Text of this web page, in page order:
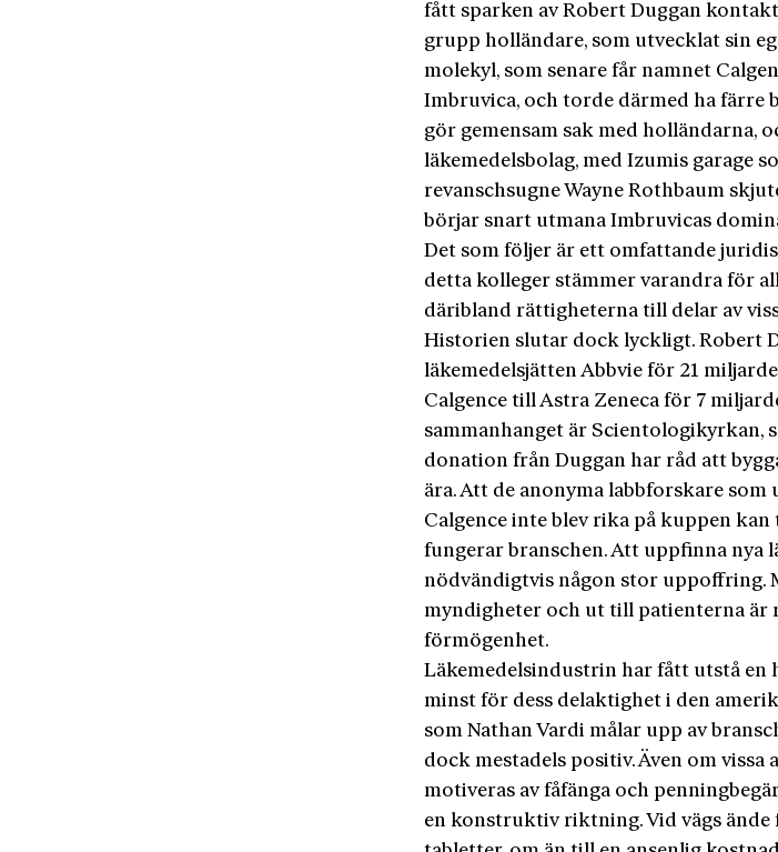
fått sparken av Robert Duggan
grupp holländare, som utvecklat sin
molekyl, som senare får namnet
Imbruvica, och torde därmed ha färre
gör gemensam sak med holländarna,
läkemedelsbolag, med Izumis garage
revanschsugne Wayne Rothbaum
börjar snart utmana Imbruvicas
Det som följer är ett omfattande
detta kolleger stämmer varandra för
däribland rättigheterna till delar av
Historien slutar dock lyckligt. Robert
läkemedelsjätten Abbvie för 21
Calgence till Astra Zeneca för 7
sammanhanget är Scientologikyrkan,
donation från Duggan har råd att
ära. Att de anonyma labbforskare
Calgence inte blev rika på kuppen kan
fungerar branschen. Att uppfinna nya
nödvändigtvis någon stor uppoffring.
myndigheter och ut till patienterna är
förmögenhet.
Läkemedelsindustrin har fått utstå en
minst för dess delaktighet i den
som Nathan Vardi målar upp av
dock mestadels positiv. Även om
motiveras av fåfänga och
en konstruktiv riktning. Vid vägs